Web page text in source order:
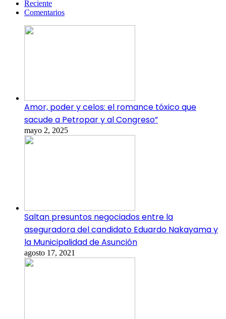
Reciente
Comentarios
Amor, poder y celos: el romance tóxico que
sacude a Petropar y al Congreso”
mayo 2, 2025
Saltan presuntos negociados entre la
aseguradora del candidato Eduardo Nakayama y
la Municipalidad de Asunción
agosto 17, 2021